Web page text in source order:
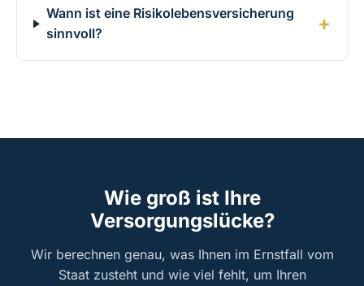
Wann ist eine Risikolebensversicherung
sinnvoll?
Wie groß ist Ihre
Versorgungslücke?
Wir berechnen genau, was Ihnen im Ernstfall vom
Staat zusteht und wie viel fehlt, um Ihren